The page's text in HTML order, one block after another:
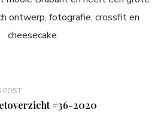
ontwerp, fotografie, crossfit en
cheesecake.
POST
#36-2020